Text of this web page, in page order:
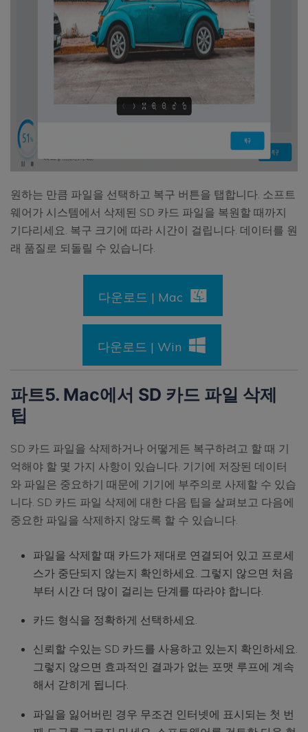
원하는 만큼 파일을 선택하고 복구 버튼을 탭합니다. 소프트
웨어가 시스템에서 삭제된 SD 카드 파일을 복원할 때까지
기다리세요. 복구 크기에 따라 시간이 걸립니다. 데이터를 원
래 품질로 되돌릴 수 있습니다.
다운로드 | Mac
다운로드 | Win
파트5. Mac에서 SD 카드 파일 삭제
팁
SD 카드 파일을 삭제하거나 어떻게든 복구하려고 할 때 기
억해야 할 몇 가지 사항이 있습니다. 기기에 저장된 데이터
와 파일은 중요하기 때문에 기기에 부주의로 사제할 수 있습
니다. SD 카드 파일 삭제에 대한 다음 팁을 살펴보고 다음에
중요한 파일을 삭제하지 않도록 할 수 있습니다.
파일을 삭제할 때 카드가 제대로 연결되어 있고 프로세
스가 중단되지 않는지 확인하세요. 그렇지 않으면 처음
부터 시간 더 많이 걸리는 단계를 따라야 합니다.
카드 형식을 정확하게 선택하세요.
신뢰할 수있는 SD 카드를 사용하고 있는지 확인하세요.
그렇지 않으면 효과적인 결과가 없는 포맷 루프에 계속
해서 갇히게 됩니다.
파일을 잃어버린 경우 무조건 인터넷에 표시되는 첫 번